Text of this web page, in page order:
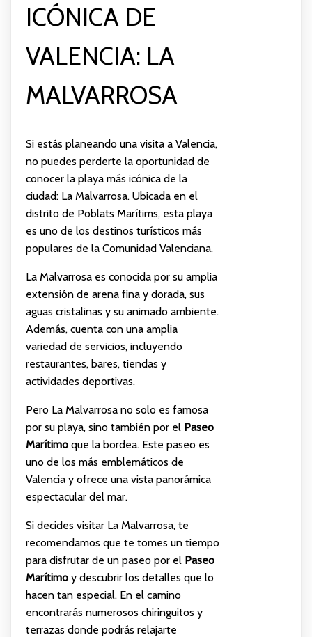
ICÓNICA DE
VALENCIA: LA
MALVARROSA
Si estás planeando una visita a Valencia,
no puedes perderte la oportunidad de
conocer la playa más icónica de la
ciudad: La Malvarrosa. Ubicada en el
distrito de Poblats Marítims, esta playa
es uno de los destinos turísticos más
populares de la Comunidad Valenciana.
La Malvarrosa es conocida por su amplia
extensión de arena fina y dorada, sus
aguas cristalinas y su animado ambiente.
Además, cuenta con una amplia
variedad de servicios, incluyendo
restaurantes, bares, tiendas y
actividades deportivas.
Pero La Malvarrosa no solo es famosa
por su playa, sino también por el Paseo
Marítimoque la bordea. Este paseo es
uno de los más emblemáticos de
Valencia y ofrece una vista panorámica
espectacular del mar.
Si decides visitar La Malvarrosa, te
recomendamos que te tomes un tiempo
para disfrutar de un paseo por el Paseo
Marítimoy descubrir los detalles que lo
hacen tan especial. En el camino
encontrarás numerosos chiringuitos y
terrazas donde podrás relajarte